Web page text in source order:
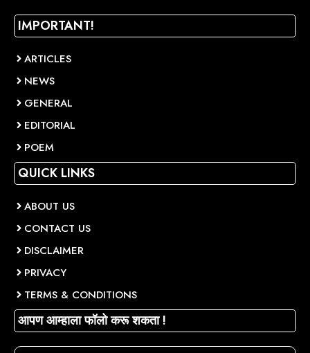
IMPORTANT!
ARTICLES
NEWS
GENERAL
EDITORIAL
POEM
QUICK LINKS
ABOUT US
CONTACT US
DISCLAIMER
PRIVACY
TERMS & CONDITIONS
आपण आम्हाला फॉलो करू शकता !